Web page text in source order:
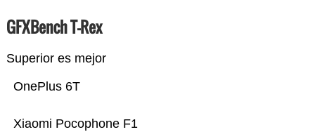
GFXBench T-Rex
Superior es mejor
Xiaomi Pocophone F1
OnePlus 6T